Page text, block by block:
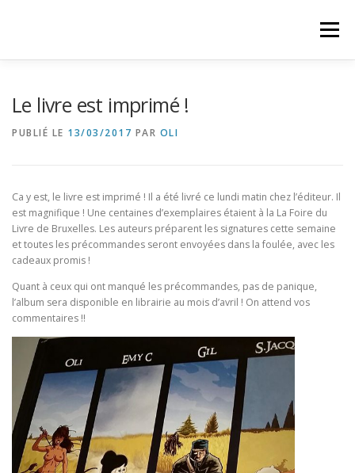
Menu
Le livre est imprimé !
PUBLIÉ LE 13/03/2017 PAR OLI
Ca y est, le livre est imprimé ! Il a été livré ce lundi matin chez l’éditeur. Il
est magnifique ! Une centaines d’exemplaires étaient à la La Foire du
Livre de Bruxelles. Les auteurs préparent les signatures cette semaine
et toutes les précommandes seront envoyées dans la foulée, avec les
cadeaux promis !
Quant à ceux qui ont manqué les précommandes, pas de panique,
l’album sera disponible en librairie au mois d’avril ! On attend vos
commentaires !!